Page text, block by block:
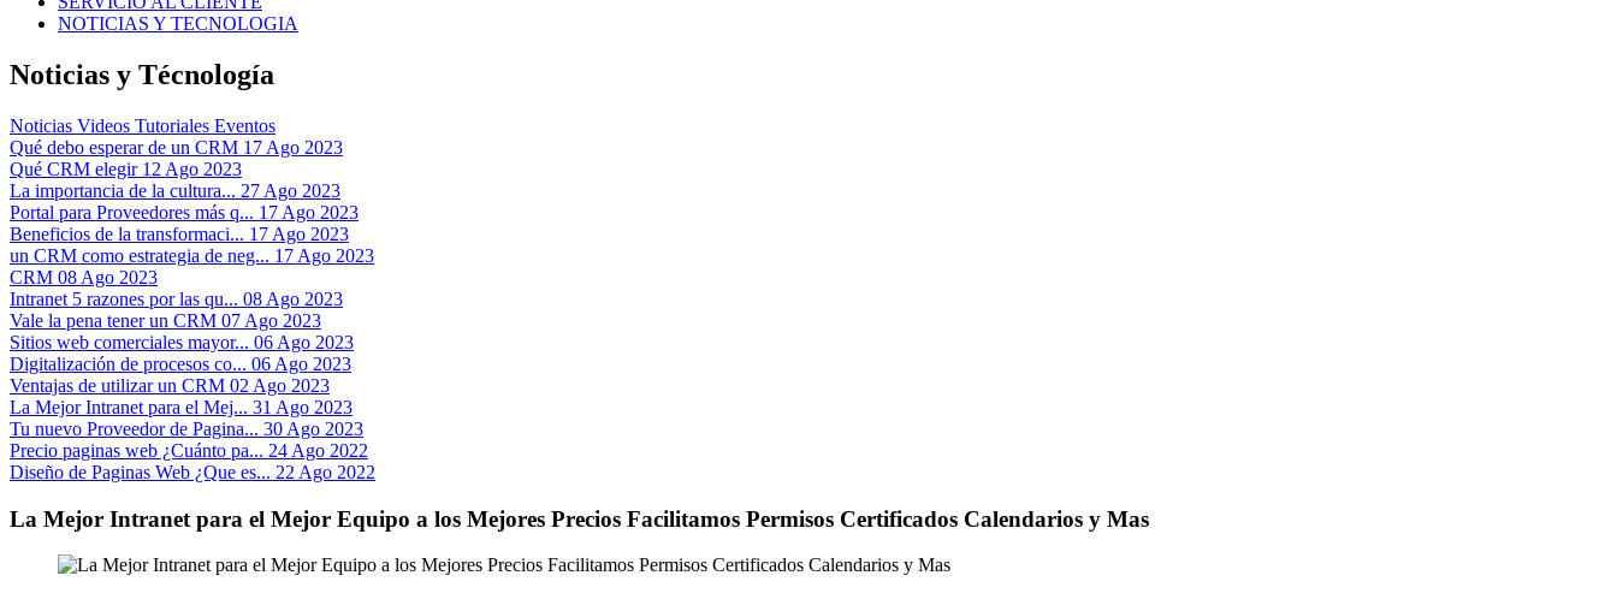
NOTICIAS Y TECNOLOGIA
Noticias y Técnología
Noticias Videos Tutoriales Eventos
Qué debo esperar de un CRM 17 Ago 2023
Qué CRM elegir 12 Ago 2023
La importancia de la cultura... 27 Ago 2023
Portal para Proveedores más q... 17 Ago 2023
Beneficios de la transformaci... 17 Ago 2023
un CRM como estrategia de neg... 17 Ago 2023
CRM 08 Ago 2023
Intranet 5 razones por las qu... 08 Ago 2023
Vale la pena tener un CRM 07 Ago 2023
Sitios web comerciales mayor... 06 Ago 2023
Digitalización de procesos co... 06 Ago 2023
Ventajas de utilizar un CRM 02 Ago 2023
La Mejor Intranet para el Mej... 31 Ago 2023
Tu nuevo Proveedor de Pagina... 30 Ago 2023
Precio paginas web ¿Cuánto pa... 24 Ago 2022
Diseño de Paginas Web ¿Que es... 22 Ago 2022
La Mejor Intranet para el Mejor Equipo a los Mejores Precios Facilitamos Permisos Certificados Calendarios y Mas